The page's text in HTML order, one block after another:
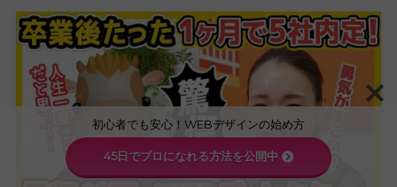
初心者でも安心！WEBデザインの始め方
45日でプロになれる方法を公開中